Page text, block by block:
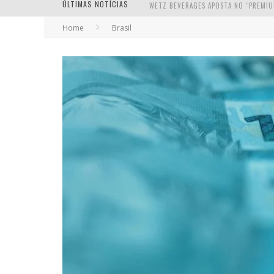
ÚLTIMAS NOTÍCIAS
Home Brasil